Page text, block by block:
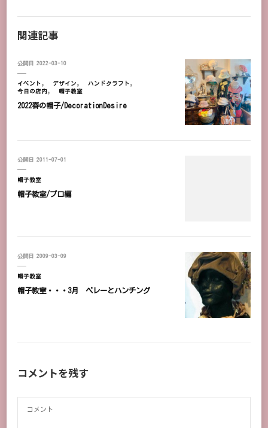
関連記事
公開日 2022-03-10
イベント デザイン
ハンドクラフト
今日の店内
帽子教室
2022春の帽子/DecorationDesire
公開日 2011-07-01
帽子教室
帽子教室/プロ編
公開日 2009-03-09
帽子教室
帽子教室・・・3月 ベレーとハンチング
コメントを残す